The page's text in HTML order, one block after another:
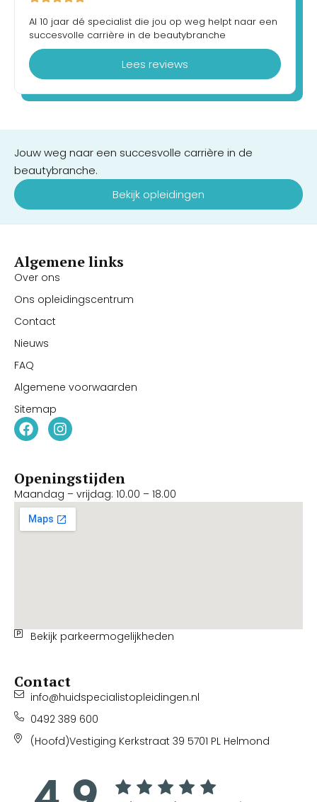
Al 10 jaar dé specialist die jou op weg helpt naar een
succesvolle carrière in de beautybranche
Lees reviews
Jouw weg naar een succesvolle carrière in de
beautybranche.
Bekijk opleidingen
Algemene links
Over ons
Ons opleidingscentrum
Contact
Nieuws
FAQ
Algemene voorwaarden
Sitemap
Openingstijden
Maandag – vrijdag: 10.00 – 18.00
Bekijk parkeermogelijkheden
Contact
info@huidspecialistopleidingen.nl
0492 389 600
(Hoofd)Vestiging Kerkstraat 39 5701 PL Helmond